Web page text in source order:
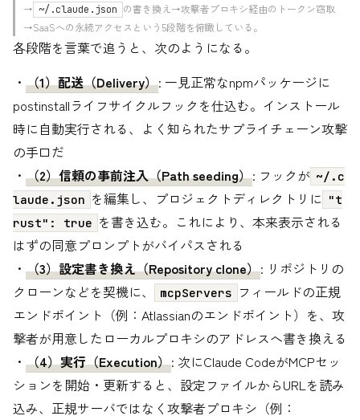
→ ~/.claude.json の書き換え→攻撃者プロキシ経由のトークン窃取
→SaaSへの永続アクセスという5段階を俯瞰している。
各段階を言葉で追うと、次のようになる。
・ （1）配送（Delivery）: 一見正常なnpmパッケージに
postinstallライフサイクルフックを仕込む。インストール
時に自動実行される、よく知られたサプライチェーン攻撃
の手口だ
・ （2）信頼の事前注入（Path seeding）: フックが ~/.c
laude.json を編集し、プロジェクトディレクトリに "t
rust": true を書き込む。これにより、本来表示される
はずの同意プロンプトがバイパスされる
・ （3）設定書き換え（Repository clone）: リポジトリの
クローンなどを契機に、
mcpServers フィールドの正規
エンドポイント（例：Atlassianのエンドポイント）を、攻
撃者が用意したローカルプロキシのアドレスへ書き換える
・ （4）実行（Execution）: 次にClaude CodeがMCPセッ
ションを開始・更新すると、設定ファイルからURLを読み
込み、正規サーバではなく攻撃者プロキシ（例：